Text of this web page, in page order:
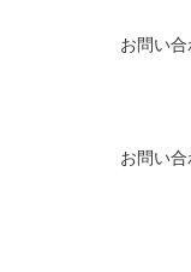
お問い合
お問い